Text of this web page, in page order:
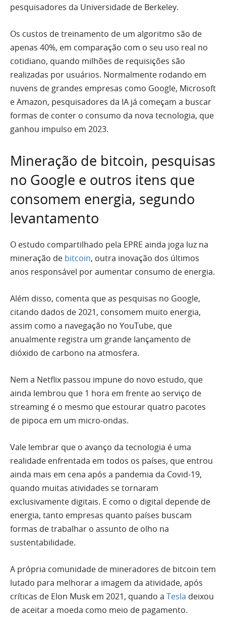
pesquisadores da Universidade de Berkeley.
Os custos de treinamento de um algoritmo são de
apenas 40%, em comparação com o seu uso real no
cotidiano, quando milhões de requisições são
realizadas por usuários. Normalmente rodando em
nuvens de grandes empresas como Google, Microsoft
e Amazon, pesquisadores da IA já começam a buscar
formas de conter o consumo da nova tecnologia, que
ganhou impulso em 2023.
Mineração de bitcoin, pesquisas
no Google e outros itens que
consomem energia, segundo
levantamento
O estudo compartilhado pela EPRE ainda joga luz na
mineração de bitcoin, outra inovação dos últimos
anos responsável por aumentar consumo de energia.
Além disso, comenta que as pesquisas no Google,
citando dados de 2021, consomem muito energia,
assim como a navegação no YouTube, que
anualmente registra um grande lançamento de
dióxido de carbono na atmosfera.
Nem a Netflix passou impune do novo estudo, que
ainda lembrou que 1 hora em frente ao serviço de
streaming é o mesmo que estourar quatro pacotes
de pipoca em um micro-ondas.
Vale lembrar que o avanço da tecnologia é uma
realidade enfrentada em todos os países, que entrou
ainda mais em cena após a pandemia da Covid-19,
quando muitas atividades se tornaram
exclusivamente digitais. E como o digital depende de
energia, tanto empresas quanto países buscam
formas de trabalhar o assunto de olho na
sustentabilidade.
A própria comunidade de mineradores de bitcoin tem
lutado para melhorar a imagem da atividade, após
críticas de Elon Musk em 2021, quando a Tesla deixou
de aceitar a moeda como meio de pagamento.